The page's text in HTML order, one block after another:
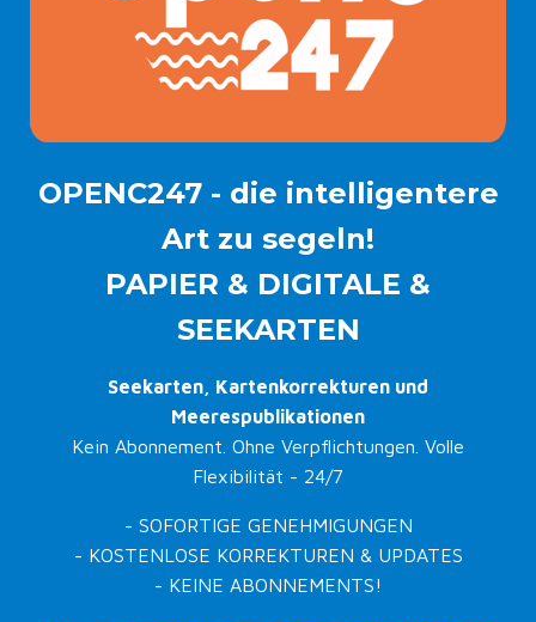
OPENC247 - die intelligentere
Art zu segeln!
PAPIER & DIGITALE &
SEEKARTEN
Seekarten, Kartenkorrekturen und
Meerespublikationen
Kein Abonnement. Ohne Verpflichtungen. Volle
Flexibilität - 24/7
- SOFORTIGE GENEHMIGUNGEN
- KOSTENLOSE KORREKTUREN & UPDATES
- KEINE ABONNEMENTS!